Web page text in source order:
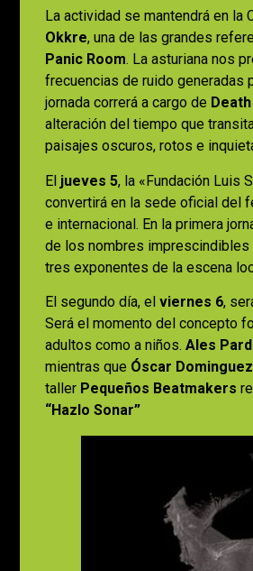
La actividad se mantendrá en la
Okkre, una de las grandes
Panic Room. La asturiana nos
frecuencias de ruido generadas
jornada correrá a cargo de
alteración del tiempo que
paisajes oscuros, rotos e
El jueves 5, la «Fundación Luis
convertirá en la sede oficial del
e internacional. En la primera
de los nombres imprescindibles
tres exponentes de la escena
El segundo día, el viernes 6,
Será el momento del concepto
adultos como a niños. Ales
mientras que Óscar
taller Pequeños Beatmakers
“Hazlo Sonar”